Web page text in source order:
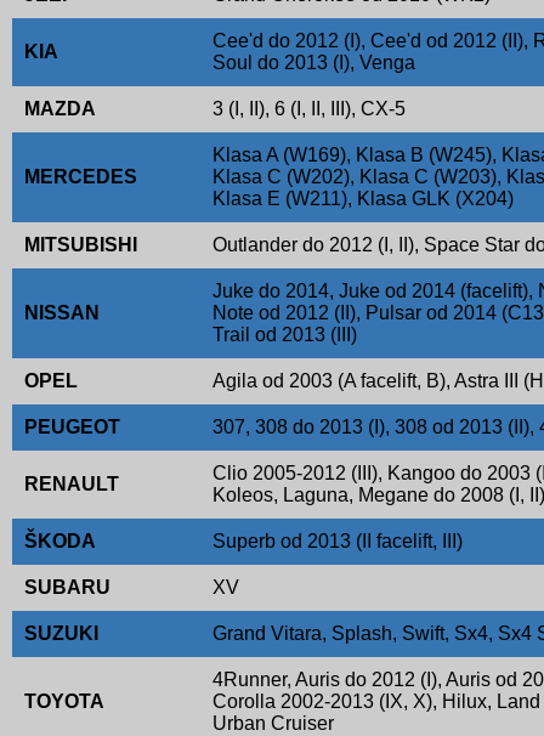
KIA
Cee'd do 2012 (I), Cee'd od 2012 (II),
Soul do 2013 (I), Venga
MAZDA 3 (I, II), 6 (I, II, III), CX-5
MERCEDES
Klasa A (W169), Klasa B (W245),
Klasa C (W202), Klasa C (W203),
Klasa E (W211), Klasa GLK (X204)
MITSUBISHI Outlander do 2012 (I, II), Space Star
NISSAN
Juke do 2014, Juke od 2014 (facelift),
Note od 2012 (II), Pulsar od 2014
Trail od 2013 (III)
OPEL Agila od 2003 (A facelift, B), Astra III
PEUGEOT 307, 308 do 2013 (I), 308 od 2013
RENAULT
Clio 2005-2012 (III), Kangoo do 2003
Koleos, Laguna, Megane do 2008 (I,
ŠKODA Superb od 2013 (II facelift, III)
SUBARU XV
SUZUKI Grand Vitara, Splash, Swift, Sx4, Sx4
TOYOTA
4Runner, Auris do 2012 (I), Auris od
Corolla 2002-2013 (IX, X), Hilux,
Urban Cruiser